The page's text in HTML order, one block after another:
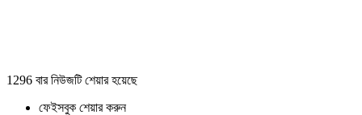
1296 বার নিউজটি শেয়ার হয়েছে
ফেইসবুক শেয়ার করুন